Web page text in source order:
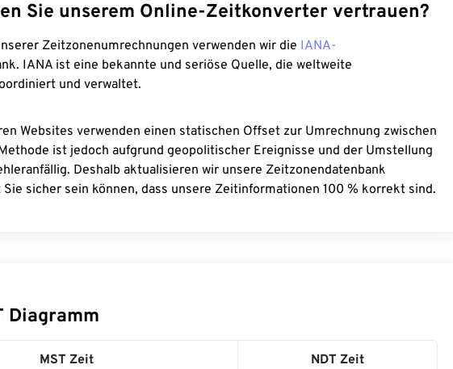
Sie unserem Online-Zeitkonverter vertrauen?
Zeitzonenumrechnungen verwenden wir die IANA-
IANA ist eine bekannte und seriöse Quelle, die weltweite
und verwaltet.
Websites verwenden einen statischen Offset zur Umrechnung zwischen
ist jedoch aufgrund geopolitischer Ereignisse und der Umstellung
Deshalb aktualisieren wir unsere Zeitzonendatenbank
sicher sein können, dass unsere Zeitinformationen 100 % korrekt sind.
Diagramm
MST Zeit NDT Zeit